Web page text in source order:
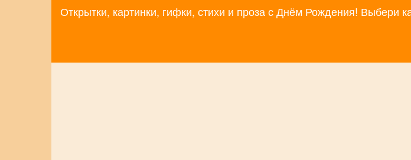
Открытки, картинки, гифки, стихи и проза с Днём Рождения! Выбери